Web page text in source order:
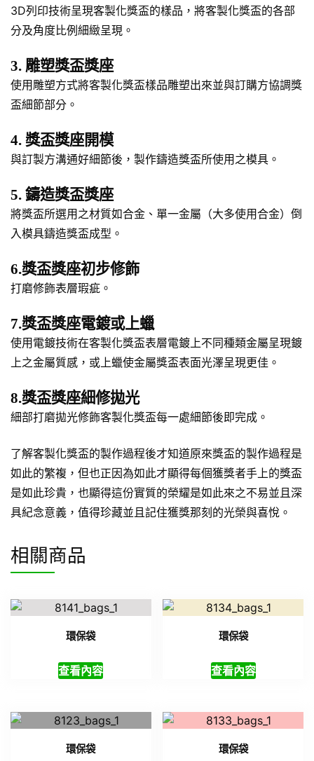
3D列印技術呈現客製化獎盃的樣品，將客製化獎盃的各部
分及角度比例細緻呈現。
3. 雕塑獎盃獎座
使用雕塑方式將客製化獎盃樣品雕塑出來並與訂購方協調獎
盃細節部分。
4. 獎盃獎座開模
與訂製方溝通好細節後，製作鑄造獎盃所使用之模具。
5. 鑄造獎盃獎座
將獎盃所選用之材質如合金、單一金屬（大多使用合金）倒
入模具鑄造獎盃成型。
6.獎盃獎座初步修飾
打磨修飾表層瑕疵。
7.獎盃獎座電鍍或上蠟
使用電鍍技術在客製化獎盃表層電鍍上不同種類金屬呈現鍍
上之金屬質感，或上蠟使金屬獎盃表面光澤呈現更佳。
8.獎盃獎座細修拋光
細部打磨拋光修飾客製化獎盃每一處細節後即完成。
了解客製化獎盃的製作過程後才知道原來獎盃的製作過程是
如此的繁複，但也正因為如此才顯得每個獲獎者手上的獎盃
是如此珍貴，也顯得這份實質的榮耀是如此來之不易並且深
具紀念意義，值得珍藏並且記住獲獎那刻的光榮與喜悅。
相關商品
環保袋
查看內容
環保袋
查看內容
環保袋 環保袋